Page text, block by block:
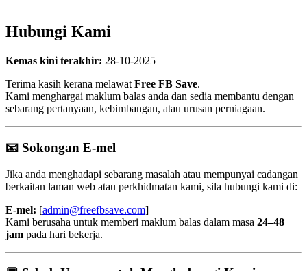
Hubungi Kami
Kemas kini terakhir: 28-10-2025
Terima kasih kerana melawat Free FB Save.
Kami menghargai maklum balas anda dan sedia membantu dengan
sebarang pertanyaan, kebimbangan, atau urusan perniagaan.
📧 Sokongan E-mel
Jika anda menghadapi sebarang masalah atau mempunyai cadangan
berkaitan laman web atau perkhidmatan kami, sila hubungi kami di:
E-mel: [admin@freefbsave.com]
Kami berusaha untuk memberi maklum balas dalam masa 24–48
jam pada hari bekerja.